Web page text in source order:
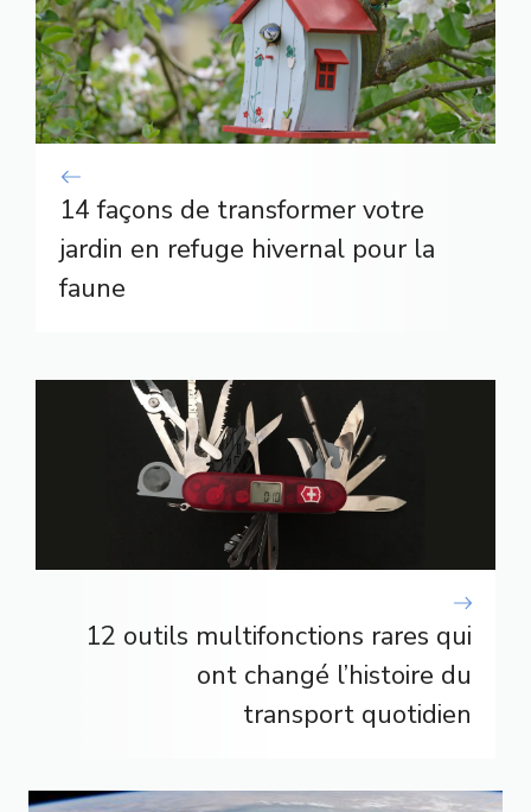
14 façons de transformer votre
jardin en refuge hivernal pour la
faune
12 outils multifonctions rares qui
ont changé l’histoire du
transport quotidien